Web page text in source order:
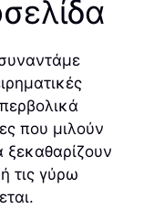
που μιλούν
ξεκαθαρίζουν
τις γύρω